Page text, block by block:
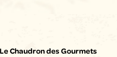
Le Chaudron des Gourmets